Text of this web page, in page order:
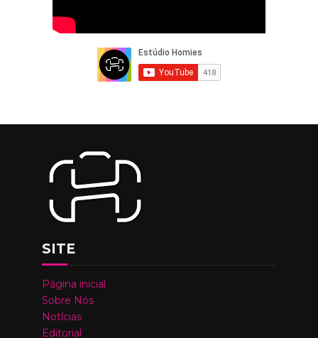
SITE
Página inicial
Sobre Nós
Notícias
Editorial